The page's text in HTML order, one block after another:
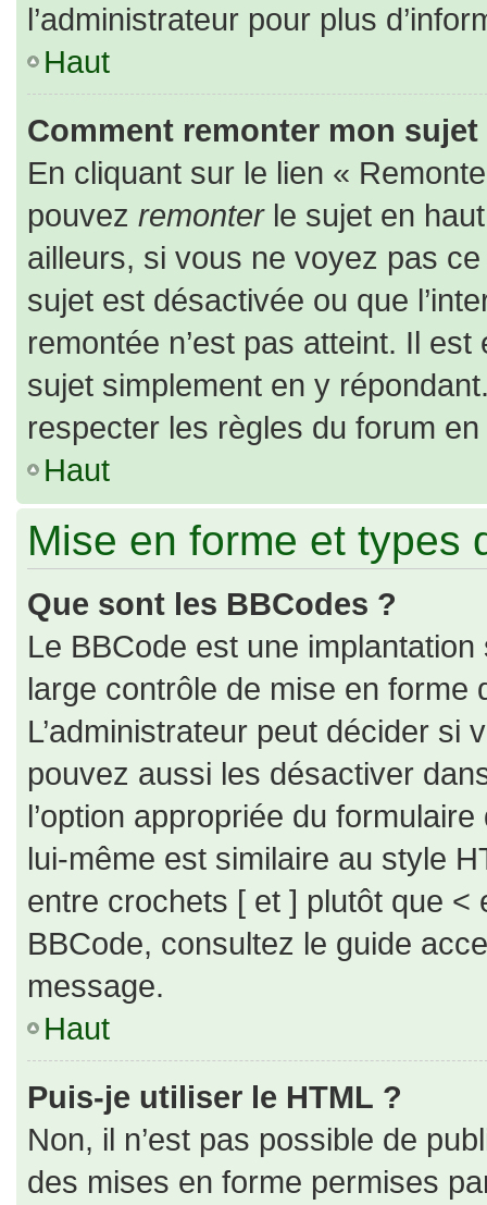
l’administrateur pour plus
Haut
Comment remonter mon sujet
En cliquant sur le lien «
pouvez remonterle sujet en
ailleurs, si vous ne voyez pas
sujet est désactivée ou que
remontée n’est pas atteint. Il
sujet simplement en y
respecter les règles du forum
Haut
Mise en forme et types
Que sont les BBCodes ?
Le BBCode est une
large contrôle de mise en forme
L’administrateur peut décider
pouvez aussi les désactiver
l’option appropriée du
lui-même est similaire au style
entre crochets [ et ] plutôt que <
BBCode, consultez le guide
message.
Haut
Puis-je utiliser le HTML ?
Non, il n’est pas possible de
des mises en forme permises